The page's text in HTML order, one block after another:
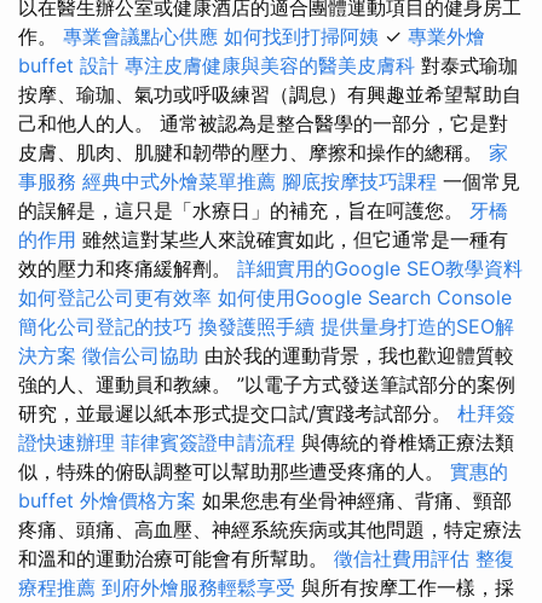
以在醫生辦公室或健康酒店的適合團體運動項目的健身房工
作。 專業會議點心供應 如何找到打掃阿姨 ✓ 專業外燴
buffet 設計 專注皮膚健康與美容的醫美皮膚科 對泰式瑜珈
按摩、瑜珈、氣功或呼吸練習（調息）有興趣並希望幫助自
己和他人的人。 通常被認為是整合醫學的一部分，它是對
皮膚、肌肉、肌腱和韌帶的壓力、摩擦和操作的總稱。 家
事服務 經典中式外燴菜單推薦 腳底按摩技巧課程 一個常見
的誤解是，這只是「水療日」的補充，旨在呵護您。 牙橋
的作用 雖然這對某些人來說確實如此，但它通常是一種有
效的壓力和疼痛緩解劑。 詳細實用的Google SEO教學資料
如何登記公司更有效率 如何使用Google Search Console
簡化公司登記的技巧 換發護照手續 提供量身打造的SEO解
決方案 徵信公司協助 由於我的運動背景，我也歡迎體質較
強的人、運動員和教練。 ”以電子方式發送筆試部分的案例
研究，並最遲以紙本形式提交口試/實踐考試部分。 杜拜簽
證快速辦理 菲律賓簽證申請流程 與傳統的脊椎矯正療法類
似，特殊的俯臥調整可以幫助那些遭受疼痛的人。 實惠的
buffet 外燴價格方案 如果您患有坐骨神經痛、背痛、頸部
疼痛、頭痛、高血壓、神經系統疾病或其他問題，特定療法
和溫和的運動治療可能會有所幫助。 徵信社費用評估 整復
療程推薦 到府外燴服務輕鬆享受 與所有按摩工作一樣，採